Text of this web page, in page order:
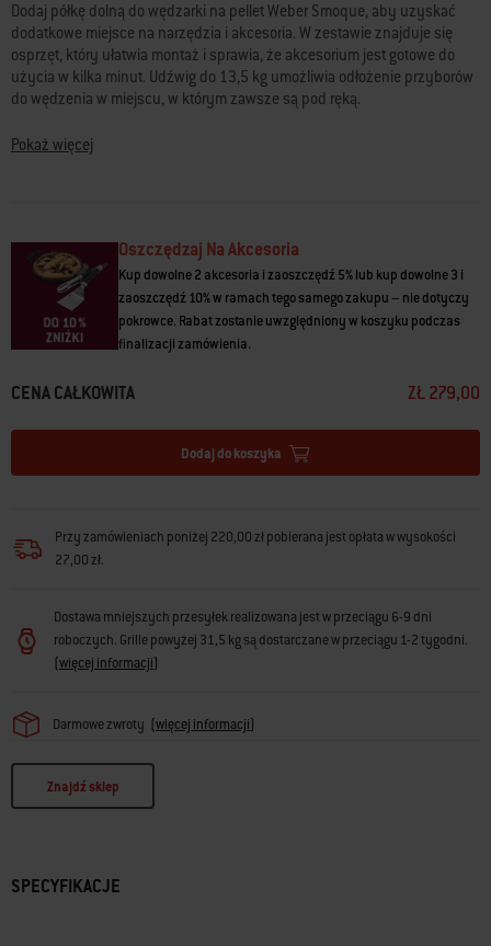
średnia
wartość
oceny.
Read
a
Review.
do
tej
Dodaj półkę dolną do wędzarki na pellet Weber Smoque, aby uzyskać
dodatkowe miejsce na narzędzia i akcesoria. W zestawie znajduje się
osprzęt, który ułatwia montaż i sprawia, że akcesorium jest gotowe do
użycia w kilka minut. Udźwig do 13,5 kg umożliwia odłożenie przyborów
do wędzenia w miejscu, w którym zawsze są pod ręką.
• Pasuje do wędzarki na pellet Weber Smoque
• Udźwig do 13,5 kg
Pokaż więcej
Oszczędzaj Na Akcesoria
Kup dowolne 2 akcesoria i zaoszczędź 5% lub kup dowolne 3 i
zaoszczędź 10% w ramach tego samego zakupu – nie dotyczy
pokrowce. Rabat zostanie uwzględniony w koszyku podczas
finalizacji zamówienia.
CENA CAŁKOWITA ZŁ 279,00
Dodaj do koszyka
Przy zamówieniach poniżej 220,00 zł pobierana jest opłata w wysokości
27,00 zł.
Dostawa mniejszych przesyłek realizowana jest w przeciągu 6-9 dni
roboczych. Grille powyżej 31,5 kg są dostarczane w przeciągu 1-2 tygodni.
(więcej informacji)
Darmowe zwroty (więcej informacji)
Znajdź sklep
SPECYFIKACJE